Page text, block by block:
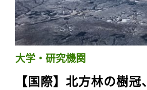
大学・研究機関
【国際】北方林の樹冠